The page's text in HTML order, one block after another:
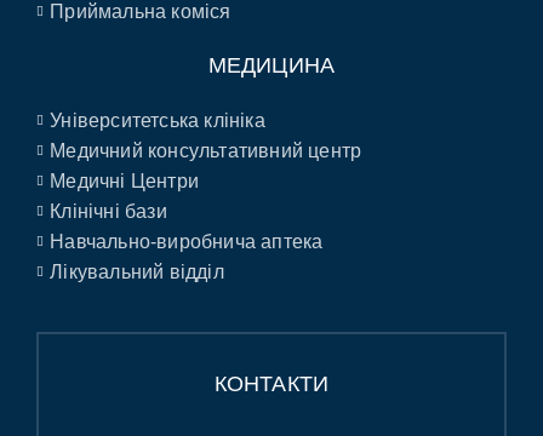
Приймальна коміся
МЕДИЦИНА
Університетська клініка
Медичний консультативний центр
Медичні Центри
Клінічні бази
Навчально-виробнича аптека
Лікувальний відділ
КОНТАКТИ